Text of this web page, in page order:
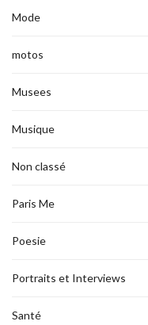
Mode
motos
Musees
Musique
Non classé
Paris Me
Poesie
Portraits et Interviews
Santé